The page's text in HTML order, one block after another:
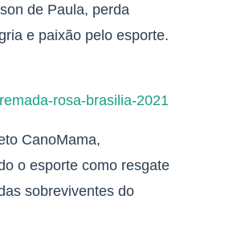
de Paula, perda
e paixão pelo esporte.
rosa-brasilia-2021
CanoMama,
o esporte como resgate
sobreviventes do